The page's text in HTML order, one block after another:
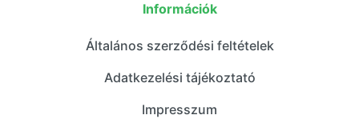
Információk
Általános szerződési feltételek
Adatkezelési tájékoztató
Impresszum